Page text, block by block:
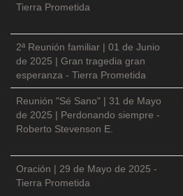
Tierra Prometida
2ª Reunión familiar | 01 de Junio
de 2025 | Gran tragedia gran
esperanza - Tierra Prometida
Reunión "Sé Sano" | 31 de Mayo
de 2025 | Perdonando siempre -
Roberto Stevenson E.
Oración | 29 de Mayo de 2025 -
Tierra Prometida